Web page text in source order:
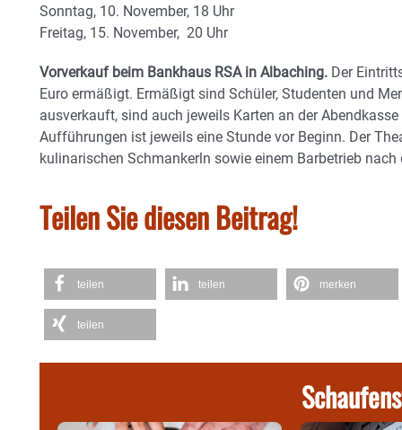
Sonntag, 10. November, 18 Uhr
Freitag, 15. November, 20 Uhr
Vorverkauf beim Bankhaus RSA in Albaching. Der
Euro ermäßigt. Ermäßigt sind Schüler, Studenten und
ausverkauft, sind auch jeweils Karten an der
Aufführungen ist jeweils eine Stunde vor Beginn. Der
kulinarischen Schmankerln sowie einem Barbetrieb
Teilen Sie diesen Beitrag!
teilen teilen merken
teilen